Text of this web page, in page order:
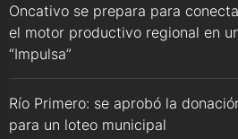
Oncativo se prepara para
el motor productivo regional en
“Impulsa”
Río Primero: se aprobó la
para un loteo municipal